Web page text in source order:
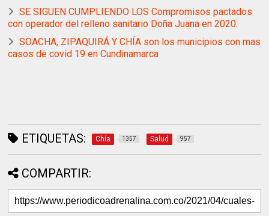
SE SIGUEN CUMPLIENDO LOS Compromisos pactados
con operador del relleno sanitario Doña Juana en 2020.
SOACHA, ZIPAQUIRÁ Y CHÍA son los municipios con mas
casos de covid 19 en Cundinamarca
ETIQUETAS: Chía 1357 Salud 957
COMPARTIR: